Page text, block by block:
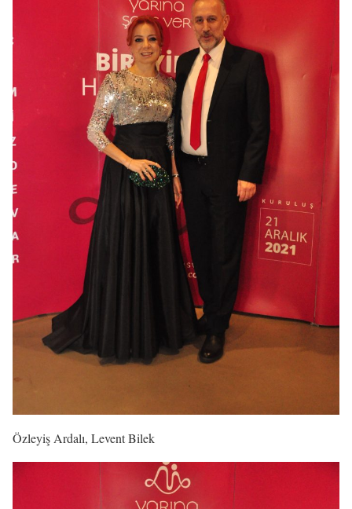
Özleyiş Ardalı, Levent Bilek